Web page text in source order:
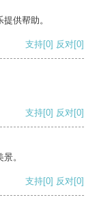
供帮助。
支持[0] 反对[0]
支持[0] 反对[0]
。
支持[0] 反对[0]